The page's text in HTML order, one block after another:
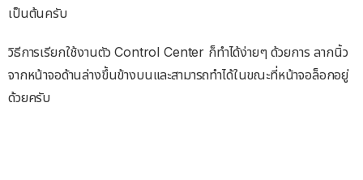
เป็นต้นครับ
วิธีการเรียกใช้งานตัว Control Center ก็ทำได้ง่ายๆ ด้วยการ ลากนิ้ว
จากหน้าจอด้านล่างขึ้นข้างบนและสามารถทำได้ในขณะที่หน้าจอล็อกอยู่
ด้วยครับ